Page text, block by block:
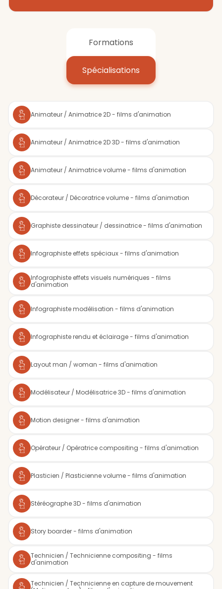
Formations
Spécialisations
Animateur / Animatrice 2D - films d'animation
Animateur / Animatrice 2D 3D - films d'animation
Animateur / Animatrice volume - films d'animation
Décorateur / Décoratrice volume - films d'animation
Graphiste dessinateur / dessinatrice - films d'animation
Infographiste effets spéciaux - films d'animation
Infographiste effets visuels numériques - films
d'animation
Infographiste modélisation - films d'animation
Infographiste rendu et éclairage - films d'animation
Layout man / woman - films d'animation
Modélisateur / Modélisatrice 3D - films d'animation
Motion designer - films d'animation
Opérateur / Opératrice compositing - films d'animation
Plasticien / Plasticienne volume - films d'animation
Stéréographe 3D - films d'animation
Story boarder - films d'animation
Technicien / Technicienne compositing - films
d'animation
Technicien / Technicienne en capture de mouvement